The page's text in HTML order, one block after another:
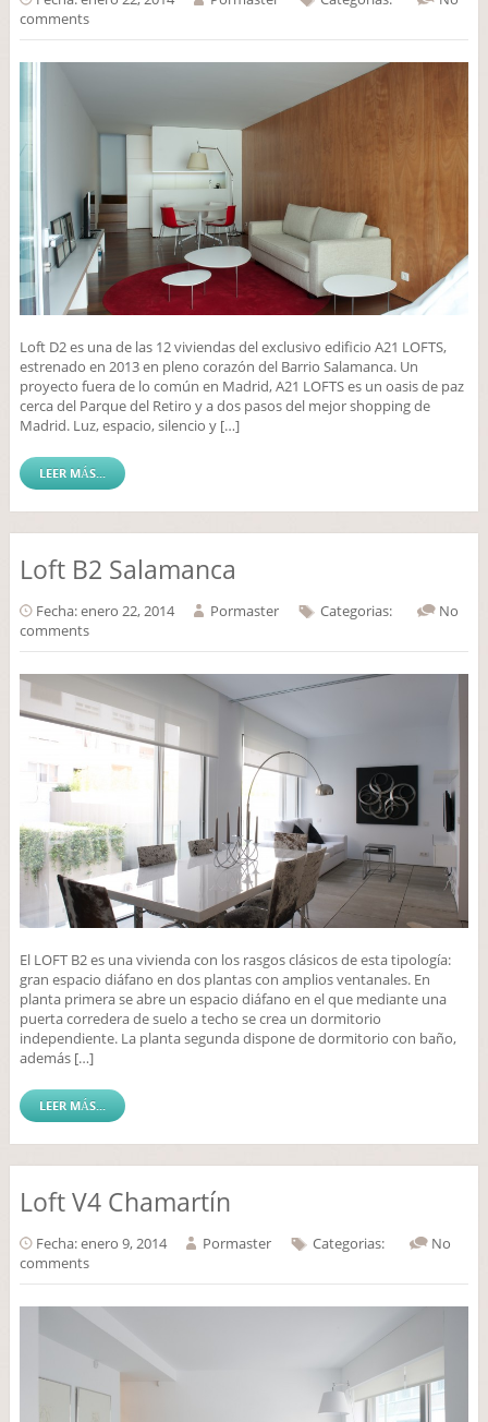
comments
Loft D2 es una de las 12 viviendas del exclusivo edificio A21 LOFTS,
estrenado en 2013 en pleno corazón del Barrio Salamanca. Un
proyecto fuera de lo común en Madrid, A21 LOFTS es un oasis de paz
cerca del Parque del Retiro y a dos pasos del mejor shopping de
Madrid. Luz, espacio, silencio y […]
LEER MÁS...
Loft B2 Salamanca
Fecha: enero 22, 2014 Pormaster Categorias:
No
comments
El LOFT B2 es una vivienda con los rasgos clásicos de esta tipología:
gran espacio diáfano en dos plantas con amplios ventanales. En
planta primera se abre un espacio diáfano en el que mediante una
puerta corredera de suelo a techo se crea un dormitorio
independiente. La planta segunda dispone de dormitorio con baño,
además […]
LEER MÁS...
Loft V4 Chamartín
Fecha: enero 9, 2014 Pormaster Categorias:
No
comments